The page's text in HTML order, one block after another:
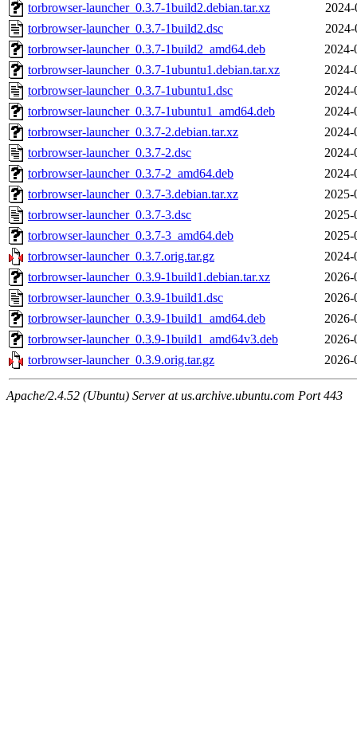
torbrowser-launcher_0.3.7-1build2.debian.tar.xz
2024-
torbrowser-launcher_0.3.7-1build2.dsc
2024-
torbrowser-launcher_0.3.7-1build2_amd64.deb
2024-
torbrowser-launcher_0.3.7-1ubuntu1.debian.tar.xz
2024-
torbrowser-launcher_0.3.7-1ubuntu1.dsc
2024-
torbrowser-launcher_0.3.7-1ubuntu1_amd64.deb
2024-
torbrowser-launcher_0.3.7-2.debian.tar.xz
2024-
torbrowser-launcher_0.3.7-2.dsc
2024-
torbrowser-launcher_0.3.7-2_amd64.deb
2024-
torbrowser-launcher_0.3.7-3.debian.tar.xz
2025-
torbrowser-launcher_0.3.7-3.dsc
2025-
torbrowser-launcher_0.3.7-3_amd64.deb
2025-
torbrowser-launcher_0.3.7.orig.tar.gz
2024-
torbrowser-launcher_0.3.9-1build1.debian.tar.xz
2026-
torbrowser-launcher_0.3.9-1build1.dsc
2026-
torbrowser-launcher_0.3.9-1build1_amd64.deb
2026-
torbrowser-launcher_0.3.9-1build1_amd64v3.deb
2026-
torbrowser-launcher_0.3.9.orig.tar.gz
2026-
Apache/2.4.52 (Ubuntu) Server at us.archive.ubuntu.com Port 443